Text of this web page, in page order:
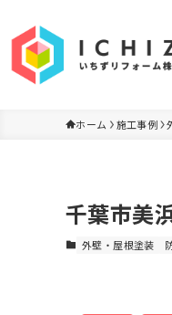
ホーム 施工事例
千葉市美
外壁・屋根塗装